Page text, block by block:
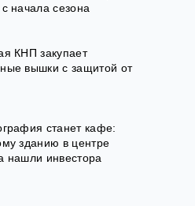
начала сезона
КНП закупает
вышки с защитой от
станет кафе:
зданию в центре
нашли инвестора